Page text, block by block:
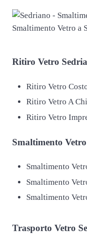
Smaltimento Vetro a
Ritiro Vetro
Ritiro Vetro
Ritiro Vetro A
Ritiro Vetro
Smaltimento
Smaltimento
Smaltimento
Smaltimento
Trasporto Vetro